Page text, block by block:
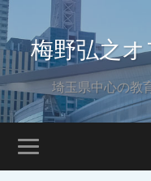
梅野弘之
埼玉県中心の教